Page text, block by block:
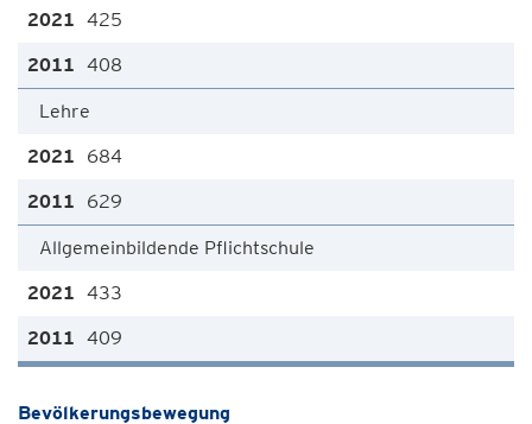
425
408
Lehre
684
629
Allgemeinbildende Pflichtschule
433
409
Bevölkerungsbewegung